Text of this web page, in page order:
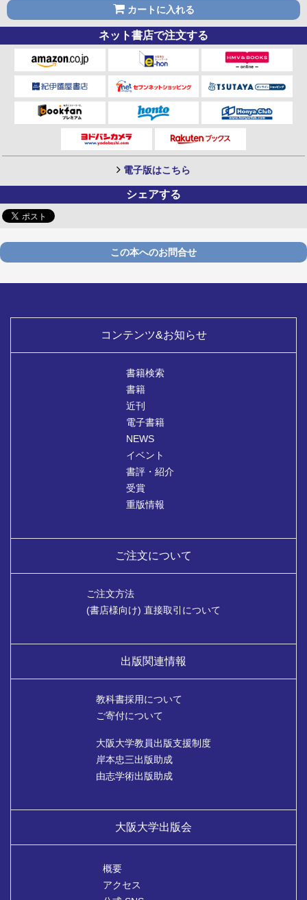
カートに入れる
ネット書店で注文する
電子版はこちら
シェアする
この本へのお問合せ
コンテンツ&お知らせ
書籍検索
書籍
近刊
電子書籍
NEWS
イベント
書評・紹介
受賞
重版情報
ご注文について
ご注文方法
(書店様向け) 直接取引について
出版関連情報
教科書採用について
ご寄付について
大阪大学教員出版支援制度
岸本忠三出版助成
由志学術出版助成
大阪大学出版会
概要
アクセス